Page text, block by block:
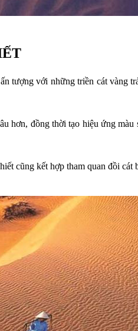
tượng với những triền cát vàng
hơn, đồng thời tạo hiệu ứng
cũng kết hợp tham quan đồi